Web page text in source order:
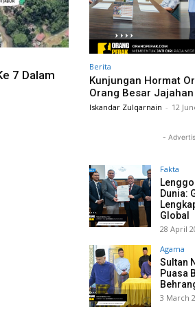
7 Dalam
Berita
Kunjungan Hormat
Orang Besar
Iskandar Zulqarnain - 12
-
Fakta
Dunia:
Global
28 April
Agama
Sultan
Puasa
3 March